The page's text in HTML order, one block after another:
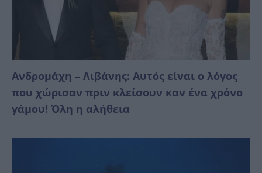
Ανδρομάχη – Λιβάνης: Αυτός είναι ο λόγος
που χώρισαν πριν κλείσουν καν ένα χρόνο
γάμου! Όλη η αλήθεια